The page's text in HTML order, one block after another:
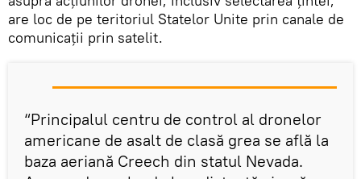
are loc de pe teritoriul Statelor Unite prin canale de
comunicații prin satelit.
“Principalul centru de control al dronelor
americane de asalt de clasă grea se află la
baza aeriană Creech din statul Nevada.